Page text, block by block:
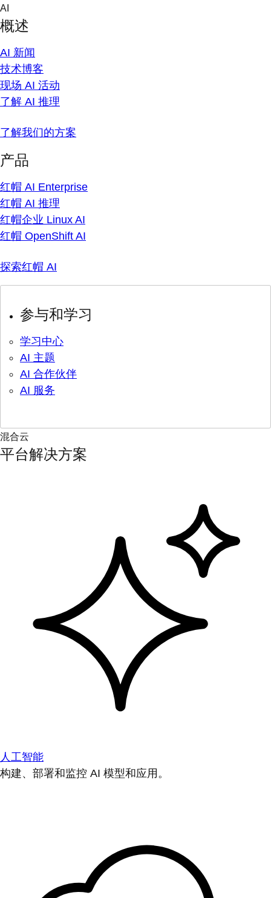
Skip
content
AI
概述
AI 新闻
技术博客
现场 AI 活动
了解 AI 推理
了解我们的方案
产品
红帽 AI Enterprise
红帽 AI 推理
红帽企业 Linux AI
红帽 OpenShift AI
探索红帽 AI
参与和学习
学习中心
AI 主题
AI 合作伙伴
AI 服务
混合云
平台解决方案
人工智能
构建、部署和监控 AI 模型和应用。